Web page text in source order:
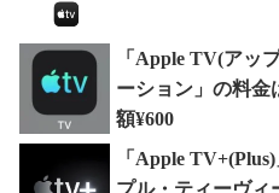
「Apple TV(アッ
ーション」の料金
額¥600
「Apple